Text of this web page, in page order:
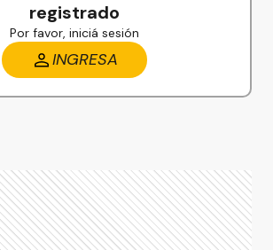
registrado
Por favor, iniciá sesión
INGRESA